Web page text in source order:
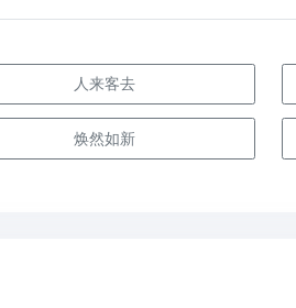
人来客去
焕然如新